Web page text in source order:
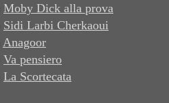
Moby Dick alla prova
Sidi Larbi Cherkaoui
Anagoor
Va pensiero
La Scortecata